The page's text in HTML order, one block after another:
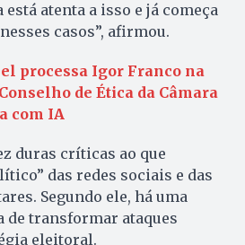
está atenta a isso e já começa
casos”, afirmou.
processa Igor Franco na
de Ética da Câmara
com IA
duras críticas ao que
das redes sociais e das
Segundo ele, há uma
de transformar ataques
eleitoral.